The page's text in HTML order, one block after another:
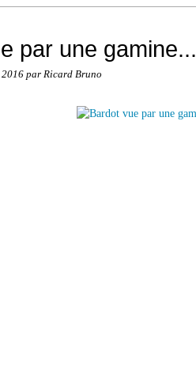
par une gamine...
2016 par Ricard Bruno